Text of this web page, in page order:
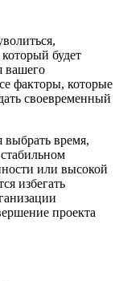
будет
вашего
факторы, которые
своевременный
выбрать время,
или высокой
избегать
проекта